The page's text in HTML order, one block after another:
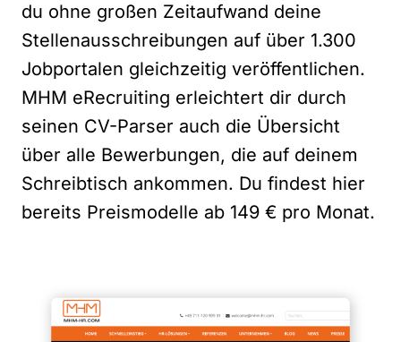
du ohne großen Zeitaufwand deine
Stellenausschreibungen auf über 1.300
Jobportalen gleichzeitig veröffentlichen.
MHM eRecruiting erleichtert dir durch
seinen CV-Parser auch die Übersicht
über alle Bewerbungen, die auf deinem
Schreibtisch ankommen. Du findest hier
bereits Preismodelle ab 149 € pro Monat.